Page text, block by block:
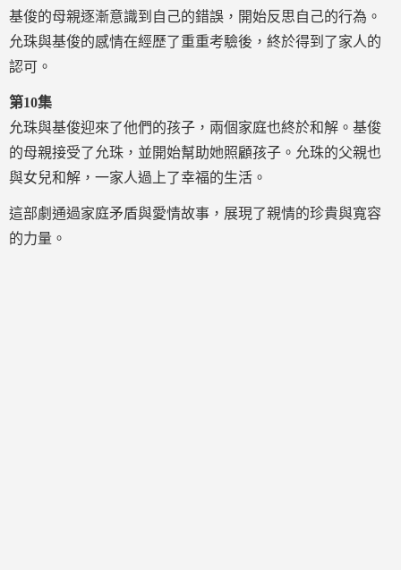
基俊的母親逐漸意識到自己的錯誤，開始反思自己的行為。
允珠與基俊的感情在經歷了重重考驗後，終於得到了家人的
認可。
第10集
允珠與基俊迎來了他們的孩子，兩個家庭也終於和解。基俊
的母親接受了允珠，並開始幫助她照顧孩子。允珠的父親也
與女兒和解，一家人過上了幸福的生活。
這部劇通過家庭矛盾與愛情故事，展現了親情的珍貴與寬容
的力量。